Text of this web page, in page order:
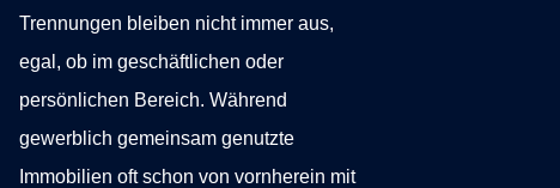
Trennungen bleiben nicht immer aus,
egal, ob im geschäftlichen oder
persönlichen Bereich. Während
gewerblich gemeinsam genutzte
Immobilien oft schon von vornherein mit